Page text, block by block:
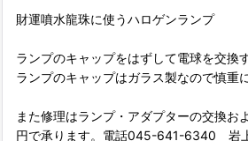
財運噴水龍珠に使うハロゲンランプ
ランプのキャップをはずして電球を交換
ランプのキャップはガラス製なので慎重
また修理はランプ・アダプターの交換
円で承ります。電話045-641-6340 岩